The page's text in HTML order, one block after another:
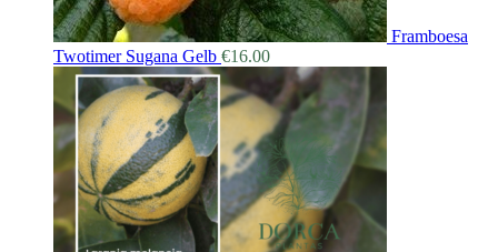
Framboesa
Twotimer Sugana Gelb €16.00